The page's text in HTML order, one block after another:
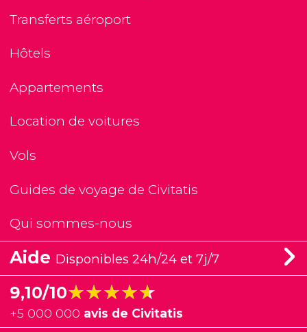
Transferts aéroport
Hôtels
Appartements
Location de voitures
Vols
Guides de voyage de Civitatis
Qui sommes-nous
Aide Disponibles 24h/24 et 7j/7
9,10/10★★★★★
★★★★★
+5 000 000 avis de Civitatis